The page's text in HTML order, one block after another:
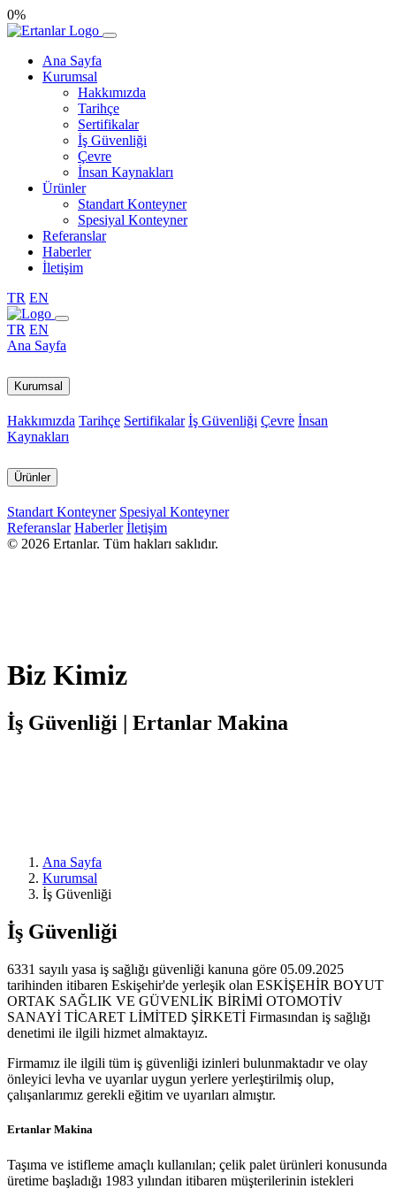
0%
Ana Sayfa
Kurumsal
Hakkımızda
Tarihçe
Sertifikalar
İş Güvenliği
Çevre
İnsan Kaynakları
Ürünler
Standart Konteyner
Spesiyal Konteyner
Referanslar
Haberler
İletişim
TR EN
TR EN
Ana Sayfa
Kurumsal
Hakkımızda Tarihçe Sertifikalar İş Güvenliği Çevre İnsan
Kaynakları
Ürünler
Standart Konteyner Spesiyal Konteyner
Referanslar Haberler İletişim
© 2026 Ertanlar. Tüm hakları saklıdır.
Biz Kimiz
İş Güvenliği | Ertanlar Makina
Ana Sayfa
Kurumsal
İş Güvenliği
İş Güvenliği
6331 sayılı yasa iş sağlığı güvenliği kanuna göre 05.09.2025
tarihinden itibaren Eskişehir'de yerleşik olan ESKİŞEHİR BOYUT
ORTAK SAĞLIK VE GÜVENLİK BİRİMİ OTOMOTİV
SANAYİ TİCARET LİMİTED ŞİRKETİ Firmasından iş sağlığı
denetimi ile ilgili hizmet almaktayız.
Firmamız ile ilgili tüm iş güvenliği izinleri bulunmaktadır ve olay
önleyici levha ve uyarılar uygun yerlere yerleştirilmiş olup,
çalışanlarımız gerekli eğitim ve uyarıları almıştır.
Ertanlar Makina
Taşıma ve istifleme amaçlı kullanılan; çelik palet ürünleri konusunda
üretime başladığı 1983 yılından itibaren müşterilerinin istekleri